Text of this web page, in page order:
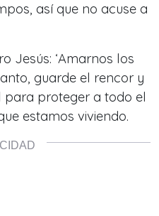
así que no acuse a
Jesús: ‘Amarnos los
guarde el rencor y
proteger a todo el
estamos viviendo.